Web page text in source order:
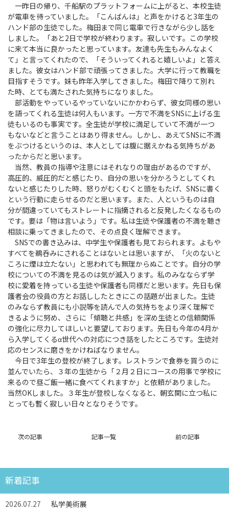
一昨日の帰り、千船駅のプラットフォームに上がると、本校生徒
が電車を待っていました。「こんばんは」と声をかけると3年生の
ハンド部の生徒でした。梅田まで同じ電車で行きながら少し話を
しました。「あと2日で学校が終わります。寂しいです。この学校
に来て本当に良かったと思っています。友達も先生もみんなよく
て」と言ってくれたので、「そういってくれると嬉しいよ」と答え
ました。彼女はハンド部で頑張ってきました。大学に行って教職を
目指すそうです。妹も昨年入学してきました。梅田で降りて別れ
た時、とても満たされた気持ちになりました。
部活動をやっているやっていないにかかわらず、彼女同様の思い
を語ってくれる生徒は何人もいます。一方で不満をSNSに上げる生
徒もいるのも事実です。全生徒が学校に満足していて不満が一つ
もないなどと言うことはあり得ません。しかし、あえてSNSに不満
をぶつけるというのは、本人としては腹に据えかねる気持ちがあ
ったからだと思います。
当然、教員の指導や注意にはそれなりの理由があるのですが、
高圧的、威圧的だと感じたり、自分の思いを分かろうとしてくれ
ないと感じたりした時、怒りがむくむくと頭をもたげ、SNSに書く
という行動に走らせるのだと思います。また、人というものは自
分が間違っていてもストレートに指摘されると反発したくなるもの
です。要は「物は言いよう」です。私は生徒や保護者の不満を聴き
相談に乗ってきましたので、その点良く理解できます。
SNSでの書き込みは、中学生や保護者も見ておられます。よもや
すべてを鵜呑みにされることはないとは思いますが、「火のないと
ころに煙は立たない」と思われても無理からぬことです。自分の学
校についての不満を見るのは気が滅入ります。私のみなならず学
校に愛着を持っている生徒や保護者も同様だと思います。先日も保
護者会の役員の方とお話ししたときにこの話題が出ました。生徒
のみならず教員にも小説等を読んで人の気持ちをより深く理解で
きるように努め、さらに「傾聴と共感」を深め生徒との信頼関係
の強化に尽力してほしいと要望しております。先日も今年の4月か
ら入学してくるα世代への対応につき話をしたところです。生徒対
応のセンスに磨きをかけねばなりません。
今日で3年生の登校が終了します。レストランで食券を買うのに
並んでいたら、３年の生徒から「２月２日にコースの用事で学校に
来るので昼ご飯一緒に食べてくれますか」と依頼がありました。
当然OKしました。３年生が登校しなくなると、朝玄関に立つ私に
とっても暫く寂しい日々となりそうです。
次の記事 記事一覧 前の記事
新着記事
2026.07.27 私学美術展